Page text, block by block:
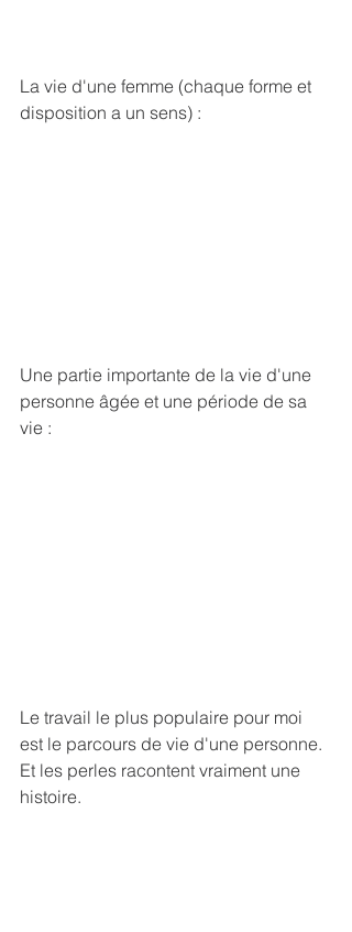
La vie d'une femme (chaque forme et
disposition a un sens) :
Une partie importante de la vie d'une
personne âgée et une période de sa
vie :
Le travail le plus populaire pour moi
est le parcours de vie d'une personne.
Et les perles racontent vraiment une
histoire.